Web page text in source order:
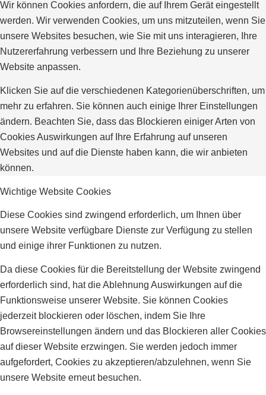
Wir können Cookies anfordern, die auf Ihrem Gerät eingestellt
werden. Wir verwenden Cookies, um uns mitzuteilen, wenn Sie
unsere Websites besuchen, wie Sie mit uns interagieren, Ihre
Nutzererfahrung verbessern und Ihre Beziehung zu unserer
Website anpassen.
Klicken Sie auf die verschiedenen Kategorienüberschriften, um
mehr zu erfahren. Sie können auch einige Ihrer Einstellungen
ändern. Beachten Sie, dass das Blockieren einiger Arten von
Cookies Auswirkungen auf Ihre Erfahrung auf unseren
Websites und auf die Dienste haben kann, die wir anbieten
können.
Wichtige Website Cookies
Diese Cookies sind zwingend erforderlich, um Ihnen über
unsere Website verfügbare Dienste zur Verfügung zu stellen
und einige ihrer Funktionen zu nutzen.
Da diese Cookies für die Bereitstellung der Website zwingend
erforderlich sind, hat die Ablehnung Auswirkungen auf die
Funktionsweise unserer Website. Sie können Cookies
jederzeit blockieren oder löschen, indem Sie Ihre
Browsereinstellungen ändern und das Blockieren aller Cookies
auf dieser Website erzwingen. Sie werden jedoch immer
aufgefordert, Cookies zu akzeptieren/abzulehnen, wenn Sie
unsere Website erneut besuchen.